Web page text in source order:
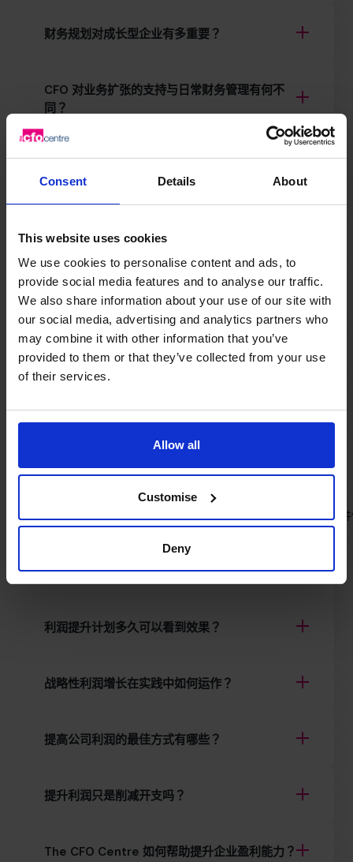
Consent Details About
This website uses cookies
We use cookies to personalise content and ads, to
provide social media features and to analyse our traffic.
We also share information about your use of our site with
our social media, advertising and analytics partners who
may combine it with other information that you’ve
provided to them or that they’ve collected from your use
of their services.
Allow all
Customise
Deny
财务规划对成长型企业有多重要？
CFO 对业务扩张的支持与日常财务管理有何不
同？
CFO 在帮助企业扩张时具体做什么？
您能快速解决企业现金流问题吗？
中小企业的现金流预测是如何运作的？
在香港，现金流管理涉及什么？
香港的现金流管理意味着了解您当前的财务状况，预测未来的需求
如何改善企业现金流？
利润提升计划多久可以看到效果？
战略性利润增长在实践中如何运作？
提高公司利润的最佳方式有哪些？
提升利润只是削减开支吗？
The CFO Centre 如何帮助提升企业盈利能力？